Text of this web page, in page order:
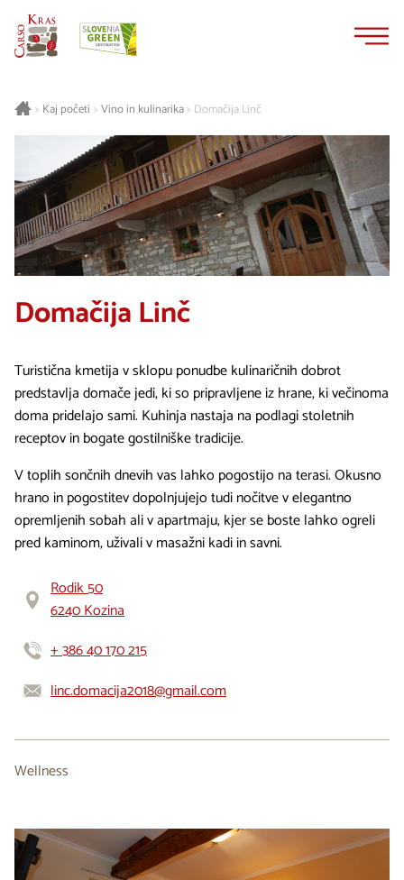
> Kaj početi > Vino in kulinarika> Domačija Linč
Domačija Linč
Turistična kmetija v sklopu ponudbe kulinaričnih dobrot
predstavlja domače jedi, ki so pripravljene iz hrane, ki večinoma
doma pridelajo sami. Kuhinja nastaja na podlagi stoletnih
receptov in bogate gostilniške tradicije.
V toplih sončnih dnevih vas lahko pogostijo na terasi. Okusno
hrano in pogostitev dopolnjujejo tudi nočitve v elegantno
opremljenih sobah ali v apartmaju, kjer se boste lahko ogreli
pred kaminom, uživali v masažni kadi in savni.
Rodik 50
6240 Kozina
+ 386 40 170 215
linc.domacija2018@gmail.com
Wellness